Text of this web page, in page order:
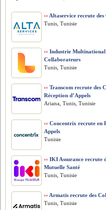
›› Altaservice recrute
Tunis, Tunisie
›› Industrie Multinational
Collaborateurs
Tunis, Tunisie
›› Transcom recrute des
Réception d’Appels
Ariana, Tunis, Tunisie
›› Concentrix recrute en
Appels
Tunisie
›› IKI Assurance recrute
Mutuelle Santé
Tunis, Tunisie
›› Armatis recrute des
Tunis, Tunisie